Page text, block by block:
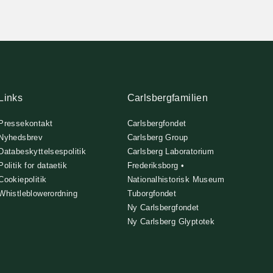
for dataetik
Carlsbergfamilien
Carlsbergfondet
Carlsberg Group
Carlsberg Laboratorium
Frederiksborg •
Nationalhistorisk Museum
Tuborgfondet
Ny Carlsbergfondet
Ny Carlsberg Glyptotek